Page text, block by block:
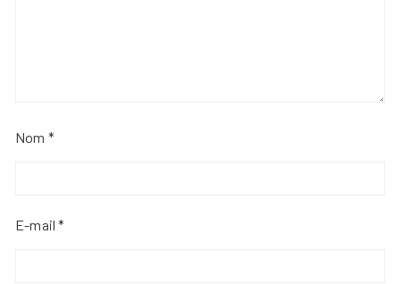
Nom *
E-mail*